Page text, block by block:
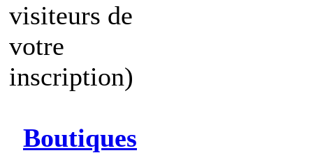
visiteurs de
votre
inscription)
Boutiques